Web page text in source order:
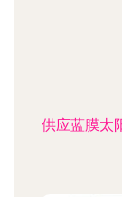
供应蓝膜太